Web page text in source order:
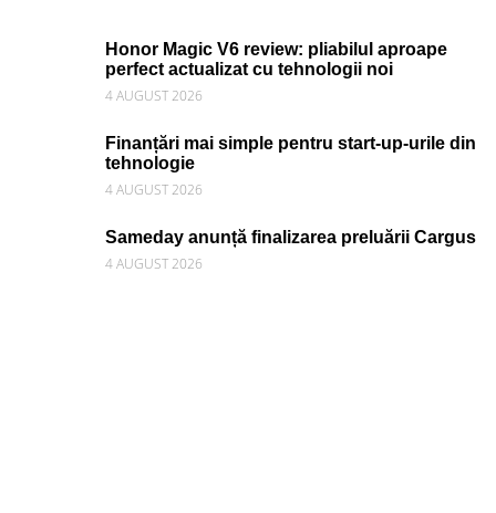
Honor Magic V6 review: pliabilul aproape
perfect actualizat cu tehnologii noi
4 AUGUST 2026
Finanțări mai simple pentru start-up-urile din
tehnologie
4 AUGUST 2026
Sameday anunță finalizarea preluării Cargus
4 AUGUST 2026